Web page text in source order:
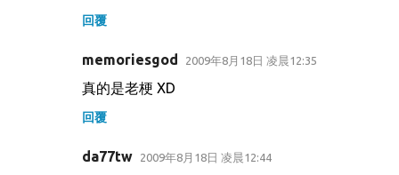
回覆
memoriesgod 2009年8月18日 凌晨12:35
真的是老梗 XD
回覆
da77tw 2009年8月18日 凌晨12:44